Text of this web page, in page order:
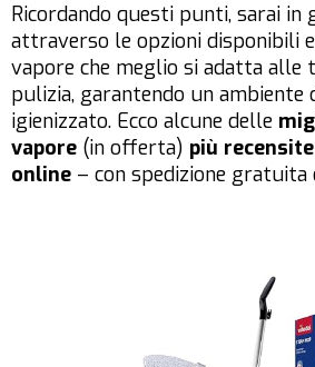
Ricordando questi punti, sarai in
attraverso le opzioni disponibili
vapore che meglio si adatta alle
pulizia, garantendo un ambiente
igienizzato. Ecco alcune delle
vapore (in offerta) più
online – con spedizione gratuita